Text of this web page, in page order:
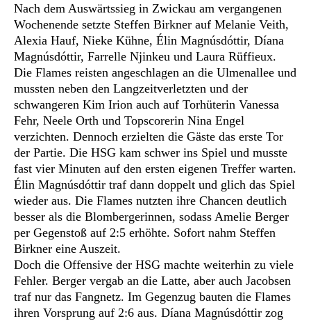
Nach dem Auswärtssieg in Zwickau am vergangenen
Wochenende setzte Steffen Birkner auf Melanie Veith,
Alexia Hauf, Nieke Kühne, Élin Magnúsdóttir, Díana
Magnúsdóttir, Farrelle Njinkeu und Laura Rüffieux.
Die Flames reisten angeschlagen an die Ulmenallee und
mussten neben den Langzeitverletzten und der
schwangeren Kim Irion auch auf Torhüterin Vanessa
Fehr, Neele Orth und Topscorerin Nina Engel
verzichten. Dennoch erzielten die Gäste das erste Tor
der Partie. Die HSG kam schwer ins Spiel und musste
fast vier Minuten auf den ersten eigenen Treffer warten.
Élin Magnúsdóttir traf dann doppelt und glich das Spiel
wieder aus. Die Flames nutzten ihre Chancen deutlich
besser als die Blombergerinnen, sodass Amelie Berger
per Gegenstoß auf 2:5 erhöhte. Sofort nahm Steffen
Birkner eine Auszeit.
Doch die Offensive der HSG machte weiterhin zu viele
Fehler. Berger vergab an die Latte, aber auch Jacobsen
traf nur das Fangnetz. Im Gegenzug bauten die Flames
ihren Vorsprung auf 2:6 aus. Díana Magnúsdóttir zog